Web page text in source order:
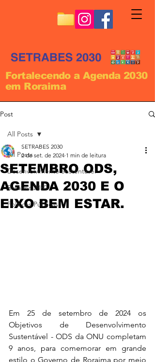
Fortalecendo a Agenda 2030
em Roraima
Post
All Posts
Desenvolvimento Sustentável
Roraima 2030
Políticas Públicas
All Posts
SETEMBRO ODS,
AGENDA 2030 E O
EIXO BEM ESTAR.
SETRABES 2030
2 de set. de 2024 1 min de leitura
Em 25 de setembro de 2024 os
Objetivos de Desenvolvimento
Sustentável - ODS da ONU completam
9 anos, para comemorar em grande
estilo o Governo de Roraima por meio